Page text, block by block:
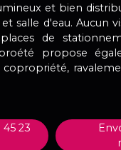
et bien
salle d'eau. Aucun
de
propose
copropriété,
23